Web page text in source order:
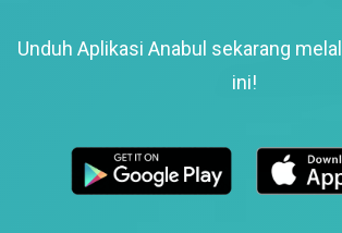
Unduh Aplikasi Anabul sekarang
ini!